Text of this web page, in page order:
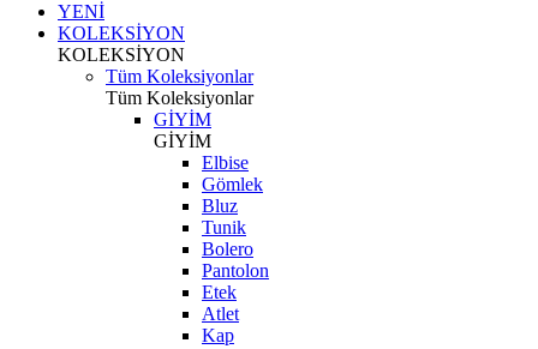
YENİ
KOLEKSİYON
KOLEKSİYON
Tüm Koleksiyonlar
Tüm Koleksiyonlar
GİYİM
GİYİM
Elbise
Gömlek
Bluz
Tunik
Bolero
Pantolon
Etek
Atlet
Kap